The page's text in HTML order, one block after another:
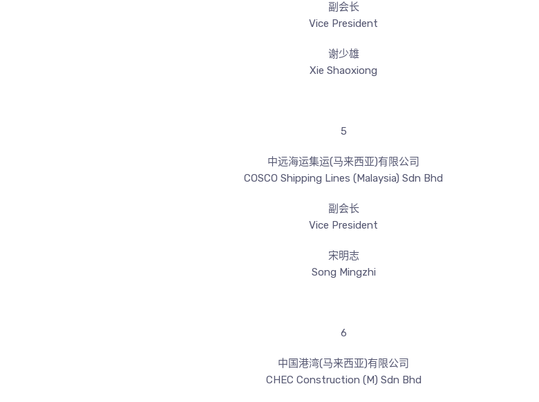
副会长
Vice President
谢少雄
Xie Shaoxiong
5
中远海运集运(马来西亚)有限公司
COSCO Shipping Lines (Malaysia) Sdn Bhd
副会长
Vice President
宋明志
Song Mingzhi
6
中国港湾(马来西亚)有限公司
CHEC Construction (M) Sdn Bhd